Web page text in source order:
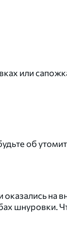
или
об
оказались на
шнуровки.